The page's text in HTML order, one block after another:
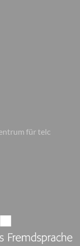
für telc